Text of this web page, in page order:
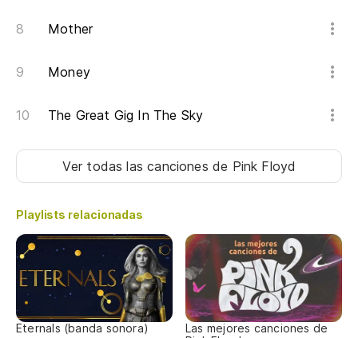
Mother
Money
The Great Gig In The Sky
Ver todas las canciones de Pink Floyd
Playlists relacionadas
Eternals (banda sonora)
Las mejores canciones de